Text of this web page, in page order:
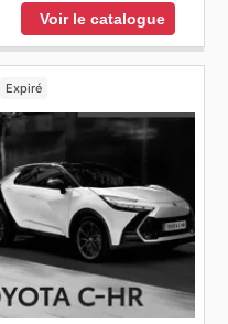
Voir le catalogue
Expiré